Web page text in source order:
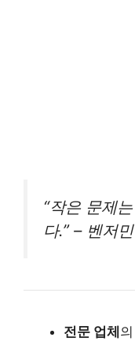
“작은 문제
다.” – 벤저
전문 업체